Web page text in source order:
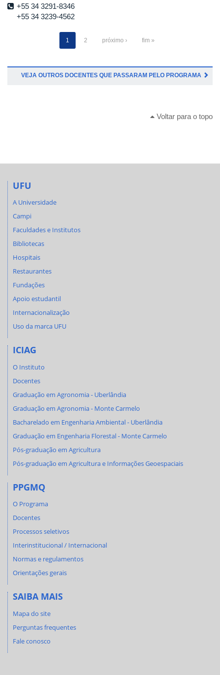
+55 34 3291-8346
+55 34 3239-4562
1 2 próximo › fim »
VEJA OUTROS DOCENTES QUE PASSARAM PELO PROGRAMA
Voltar para o topo
UFU
A Universidade
Campi
Faculdades e Institutos
Bibliotecas
Hospitais
Restaurantes
Fundações
Apoio estudantil
Internacionalização
Uso da marca UFU
ICIAG
O Instituto
Docentes
Graduação em Agronomia - Uberlândia
Graduação em Agronomia - Monte Carmelo
Bacharelado em Engenharia Ambiental - Uberlândia
Graduação em Engenharia Florestal - Monte Carmelo
Pós-graduação em Agricultura
Pós-graduação em Agricultura e Informações Geoespaciais
PPGMQ
O Programa
Docentes
Processos seletivos
Interinstitucional / Internacional
Normas e regulamentos
Orientações gerais
SAIBA MAIS
Mapa do site
Perguntas frequentes
Fale conosco